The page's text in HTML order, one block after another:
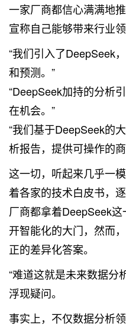
一家厂商都信心满满地
宣称自己能够带来行业
“我们引入了DeepSeek
和预测。”
“DeepSeek加持的分析
在机会。”
“我们基于DeepSeek的
析报告，提供可操作的
这一切，听起来几乎一
着各家的技术白皮书，
厂商都拿着DeepSeek这
开智能化的大门，然而
正的差异化答案。
“难道这就是未来数据分
浮现疑问。
事实上，不仅数据分析